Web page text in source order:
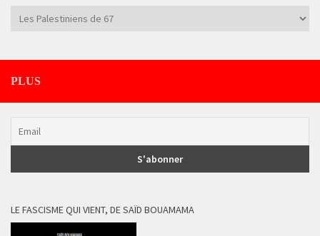
Catégories
PLUS
LE FASCISME QUI VIENT, DE SAÏD BOUAMAMA